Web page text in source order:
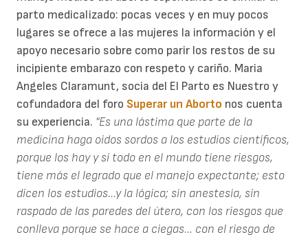
parto medicalizado: pocas veces y en muy pocos
lugares se ofrece a las mujeres la información y el
apoyo necesario sobre como parir los restos de su
incipiente embarazo con respeto y cariño. Maria
Angeles Claramunt, socia del El Parto es Nuestro y
cofundadora del foro Superar un Aborto nos cuenta
su experiencia. "Es una lástima que parte de la
medicina haga oidos sordos a los estudios científicos,
porque los hay y si todo en el mundo tiene riesgos,
tiene más el legrado que el manejo expectante; esto
dicen los estudios...y la lógica; sin anestesia, sin
raspado de las paredes del útero, con los riesgos que
conlleva porque se hace a ciegas... con el riesgo de